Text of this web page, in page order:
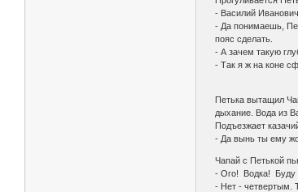
- Василий
- Да понимаешь,
пояс сделать.
- А зачем такую
- Так я ж на коне
Петька вытащил
дыхание. Вода из
Подъезжает
- Да вынь ты ему
Чапай с Петькой
- Ого! Водка! Буду
- Нет - четвертым.